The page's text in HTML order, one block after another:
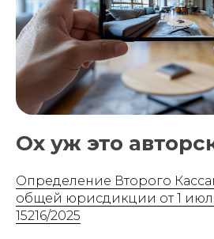
Ох уж это
Определение Второго
общей юрисдикции от 1
15216/2025